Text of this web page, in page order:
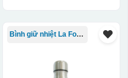
Bình giữ nhiệt La Fonte